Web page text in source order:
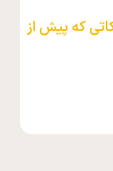
که پیش از